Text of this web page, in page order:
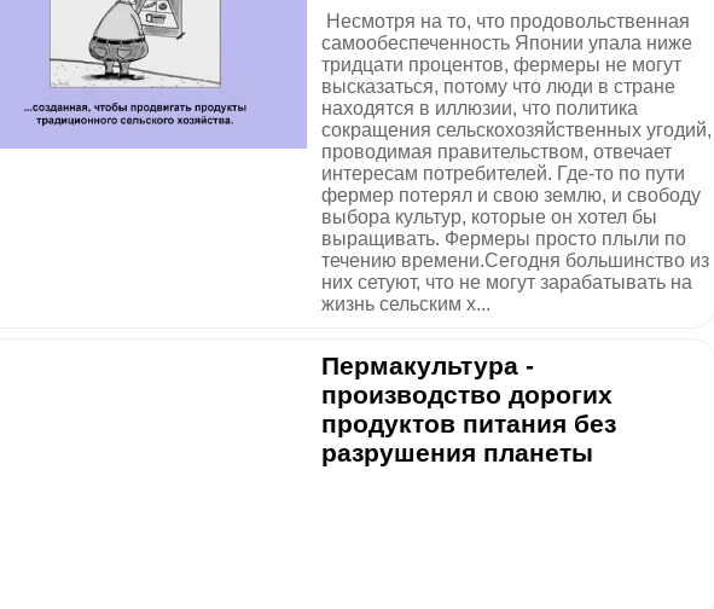
Несмотря на то, что продовольственная
самообеспеченность Японии упала ниже
тридцати процентов, фермеры не могут
высказаться, потому что люди в стране
находятся в иллюзии, что политика
сокращения сельскохозяйственных угодий,
проводимая правительством, отвечает
интересам потребителей. Где-то по пути
фермер потерял и свою землю, и свободу
выбора культур, которые он хотел бы
выращивать. Фермеры просто плыли по
течению времени.Сегодня большинство из
них сетуют, что не могут зарабатывать на
жизнь сельским х...
Пермакультура -
производство дорогих
продуктов питания без
разрушения планеты